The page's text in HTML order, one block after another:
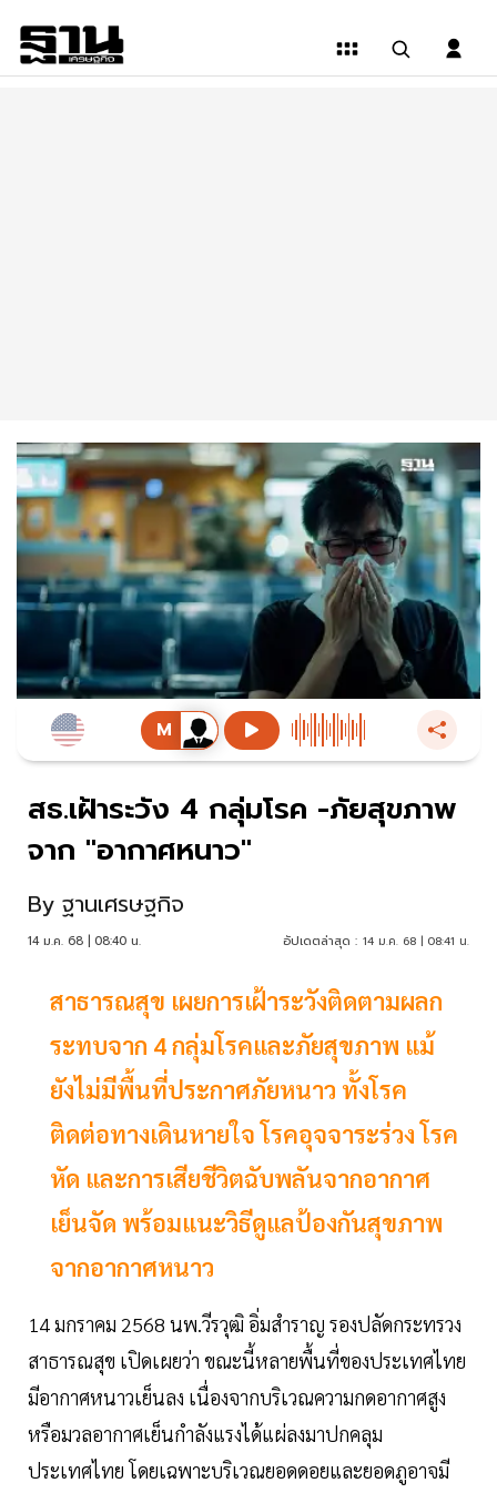
สธ.เฝ้าระวัง 4 กลุ่มโรค -ภัยสุขภาพ
จาก "อากาศหนาว"
By ฐานเศรษฐกิจ
14 ม.ค. 68 | 08:40 น. อัปเดตล่าสุด : 14 ม.ค. 68 | 08:41 น.
สาธารณสุข เผยการเฝ้าระวังติดตามผลก
ระทบจาก 4 กลุ่มโรคและภัยสุขภาพ แม้
ยังไม่มีพื้นที่ประกาศภัยหนาว ทั้งโรค
ติดต่อทางเดินหายใจ โรคอุจจาระร่วง โรค
หัด และการเสียชีวิตฉับพลันจากอากาศ
เย็นจัด พร้อมแนะวิธีดูแลป้องกันสุขภาพ
จากอากาศหนาว
14 มกราคม 2568 นพ.วีรวุฒิ อิ่มสำราญ รองปลัดกระทรวง
สาธารณสุข เปิดเผยว่า ขณะนี้หลายพื้นที่ของประเทศไทย
มีอากาศหนาวเย็นลง เนื่องจากบริเวณความกดอากาศสูง
หรือมวลอากาศเย็นกำลังแรงได้แผ่ลงมาปกคลุม
ประเทศไทย โดยเฉพาะบริเวณยอดดอยและยอดภูอาจมี